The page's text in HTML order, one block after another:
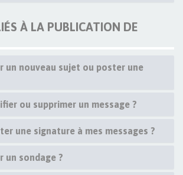
À LA PUBLICATION DE
un nouveau sujet ou poster une
ou supprimer un message ?
une signature à mes messages ?
un sondage ?